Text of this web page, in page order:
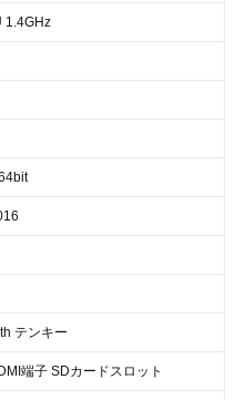
1.4GHz
テンキー
端子 SDカードスロット